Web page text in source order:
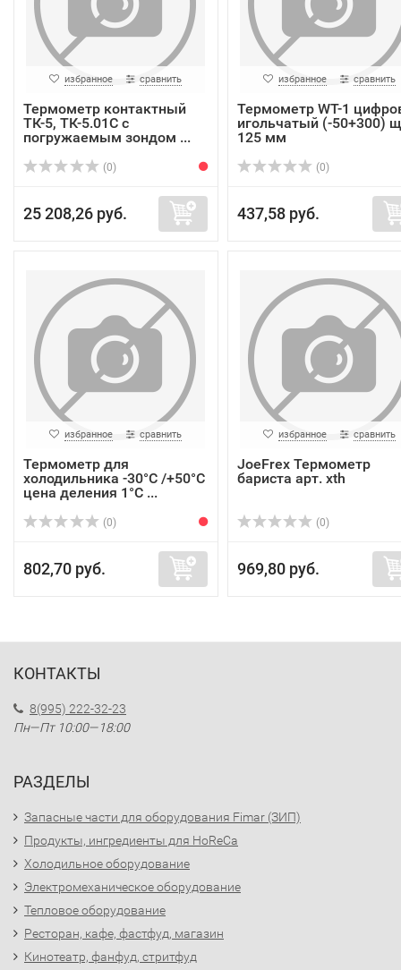
избранное сравнить
Термометр контактный
ТК-5, ТК-5.01C с
погружаемым зондом ...
(0)
25 208,26 руб.
избранное сравнить
Термометр WT-1
игольчатый (-50+300)
125 мм
(0)
437,58 руб.
избранное сравнить
Термометр для
холодильника -30°C /+50°C
цена деления 1°C ...
(0)
802,70 руб.
избранное сравнить
JoeFrex Термометр
бариста арт. xth
(0)
969,80 руб.
КОНТАКТЫ
8(995) 222-32-23
Пн—Пт 10:00—18:00
РАЗДЕЛЫ
Запасные части для оборудования Fimar (ЗИП)
Продукты, ингредиенты для HoReCa
Холодильное оборудование
Электромеханическое оборудование
Тепловое оборудование
Ресторан, кафе, фастфуд, магазин
Кинотеатр, фанфуд, стритфуд